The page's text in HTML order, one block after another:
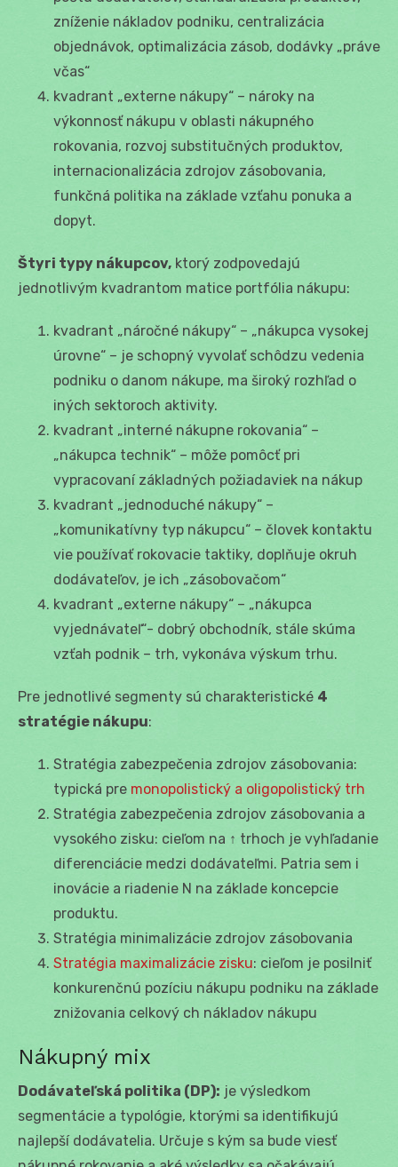
zníženie nákladov podniku, centralizácia
objednávok, optimalizácia zásob, dodávky „práve
včas“
kvadrant „externe nákupy“ – nároky na
výkonnosť nákupu v oblasti nákupného
rokovania, rozvoj substitučných produktov,
internacionalizácia zdrojov zásobovania,
funkčná politika na základe vzťahu ponuka a
dopyt.
Štyri typy nákupcov, ktorý zodpovedajú
jednotlivým kvadrantom matice portfólia nákupu:
kvadrant „náročné nákupy“ – „nákupca vysokej
úrovne“ – je schopný vyvolať schôdzu vedenia
podniku o danom nákupe, ma široký rozhľad o
iných sektoroch aktivity.
kvadrant „interné nákupne rokovania“ –
„nákupca technik“ – môže pomôcť pri
vypracovaní základných požiadaviek na nákup
kvadrant „jednoduché nákupy“ –
„komunikatívny typ nákupcu“ – človek kontaktu
vie používať rokovacie taktiky, doplňuje okruh
dodávateľov, je ich „zásobovačom“
kvadrant „externe nákupy“ – „nákupca
vyjednávateľ“- dobrý obchodník, stále skúma
vzťah podnik – trh, vykonáva výskum trhu.
Pre jednotlivé segmenty sú charakteristické 4
stratégie nákupu:
Stratégia zabezpečenia zdrojov zásobovania:
typická pre monopolistický a oligopolistický trh
Stratégia zabezpečenia zdrojov zásobovania a
vysokého zisku: cieľom na ↑ trhoch je vyhľadanie
diferenciácie medzi dodávateľmi. Patria sem i
inovácie a riadenie N na základe koncepcie
produktu.
Stratégia minimalizácie zdrojov zásobovania
Stratégia maximalizácie zisku: cieľom je posilniť
konkurenčnú pozíciu nákupu podniku na základe
znižovania celkový ch nákladov nákupu
Nákupný mix
Dodávateľská politika (DP): je výsledkom
segmentácie a typológie, ktorými sa identifikujú
najlepší dodávatelia. Určuje s kým sa bude viesť